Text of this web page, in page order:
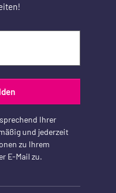
Ihrer
und jederzeit
zu Ihrem
E-Mail zu.